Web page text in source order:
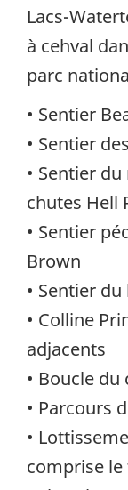
Lacs-
à cehval
parc
• Sentier
• Sentier
• Sentier
chutes Hell
• Sentier
Brown
• Sentier
• Colline
adjacents
• Boucle du
• Parcours
•
comprise